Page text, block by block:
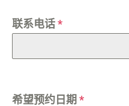
联系电话*
希望预约日期 *